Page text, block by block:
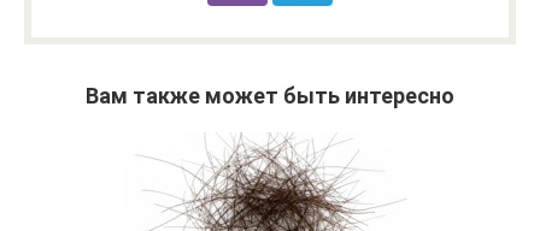
Вам также может быть интересно